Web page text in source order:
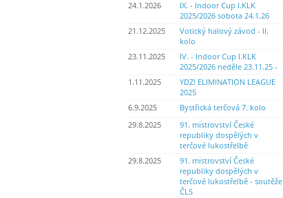
24.1.2026
IX. - Indoor Cup I.KLK
2025/2026 sobota 24.1.26
21.12.2025
Votický halový závod - II.
kolo
23.11.2025
IV. - Indoor Cup I.KLK
2025/2026 neděle 23.11.25 -
1.11.2025
YDZ! ELIMINATION LEAGUE
2025
6.9.2025
Bystřická terčová 7. kolo
29.8.2025
91. mistrovství České
republiky dospělých v
terčové lukostřelbě
29.8.2025
91. mistrovství České
republiky dospělých v
terčové lukostřelbě - soutěže
ČLS